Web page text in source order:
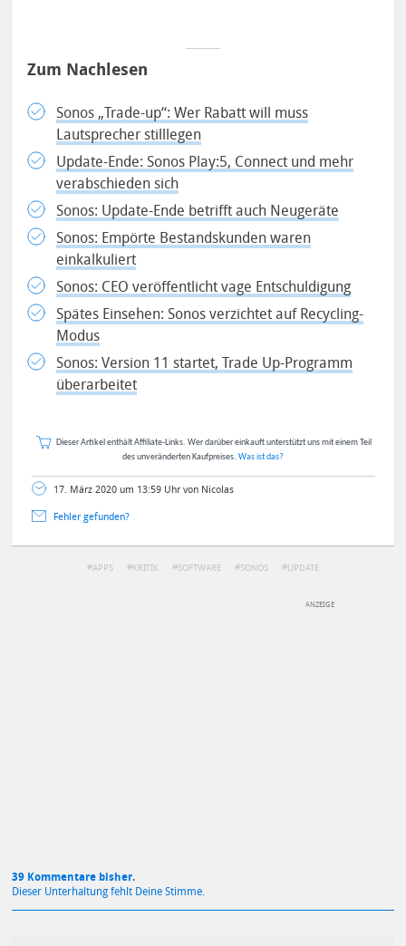
Zum Nachlesen
Sonos „Trade-up“: Wer Rabatt will muss
Lautsprecher stilllegen
Update-Ende: Sonos Play:5, Connect und mehr
verabschieden sich
Sonos: Update-Ende betrifft auch Neugeräte
Sonos: Empörte Bestandskunden waren
einkalkuliert
Sonos: CEO veröffentlicht vage Entschuldigung
Spätes Einsehen: Sonos verzichtet auf Recycling-
Modus
Sonos: Version 11 startet, Trade Up-Programm
überarbeitet
Dieser Artikel enthält Affiliate-Links. Wer darüber einkauft unterstützt uns mit einem Teil
des unveränderten Kaufpreises. Was ist das?
17. März 2020 um 13:59 Uhr von Nicolas
Fehler gefunden?
APPS KRITIK SOFTWARE SONOS UPDATE
39 Kommentare bisher.
Dieser Unterhaltung fehlt Deine Stimme.